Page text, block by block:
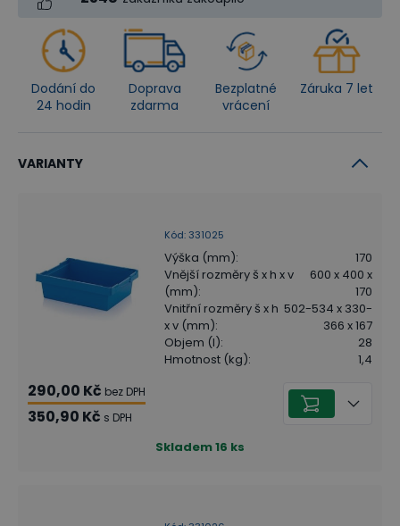
Dodání do
24 hodin
Doprava
zdarma
Bezplatné
vrácení
Záruka 7 let
VARIANTY
Kód: 331025
Výška (mm):
170
Vnější rozměry š x h x v
(mm):
600 x 400 x
170
Vnitřní rozměry š x h
x v (mm):
502-534 x 330-
366 x 167
Objem (l):
28
Hmotnost (kg): 1,4
290,00 Kč bez DPH
350,90 Kč s DPH
Skladem16 ks